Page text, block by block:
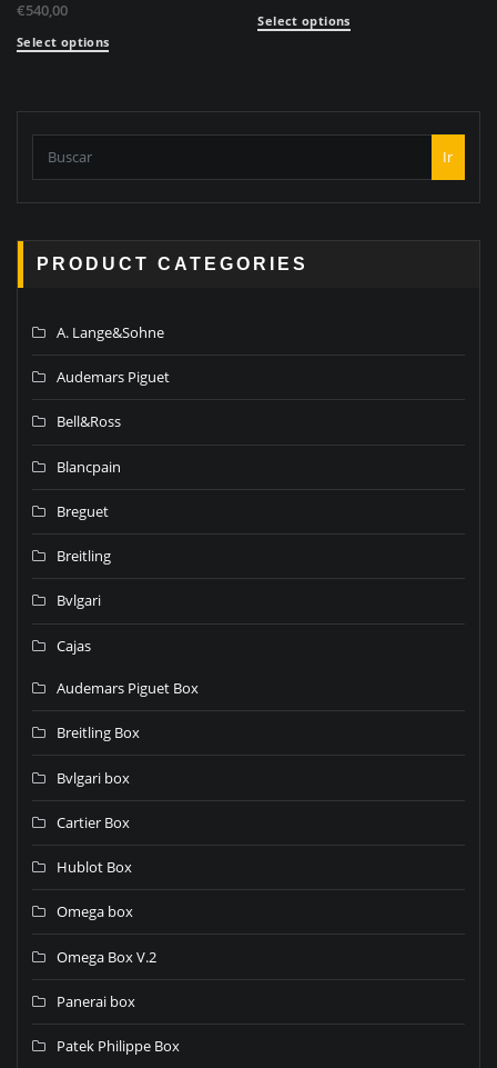
€540,00
Select options
Select options
Ir
PRODUCT CATEGORIES
A. Lange&Sohne
Audemars Piguet
Bell&Ross
Blancpain
Breguet
Breitling
Bvlgari
Cajas
Audemars Piguet Box
Breitling Box
Bvlgari box
Cartier Box
Hublot Box
Omega box
Omega Box V.2
Panerai box
Patek Philippe Box